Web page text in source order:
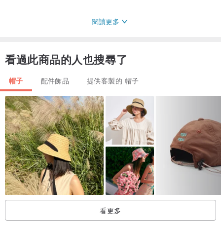
閱讀更多
看過此商品的人也搜尋了
帽子 配件飾品 提供客製的 帽子
看更多